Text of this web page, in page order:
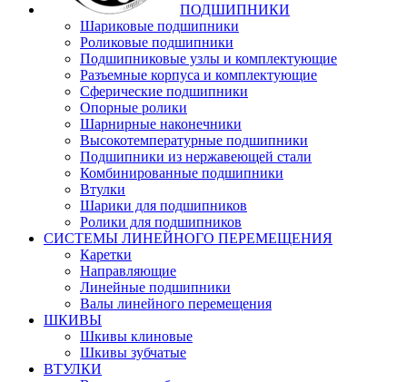
ПОДШИПНИКИ
Шариковые подшипники
Роликовые подшипники
Подшипниковые узлы и комплектующие
Разъемные корпуса и комплектующие
Сферические подшипники
Опорные ролики
Шарнирные наконечники
Высокотемпературные подшипники
Подшипники из нержавеющей стали
Комбинированные подшипники
Втулки
Шарики для подшипников
Ролики для подшипников
СИСТЕМЫ ЛИНЕЙНОГО ПЕРЕМЕЩЕНИЯ
Каретки
Направляющие
Линейные подшипники
Валы линейного перемещения
ШКИВЫ
Шкивы клиновые
Шкивы зубчатые
ВТУЛКИ